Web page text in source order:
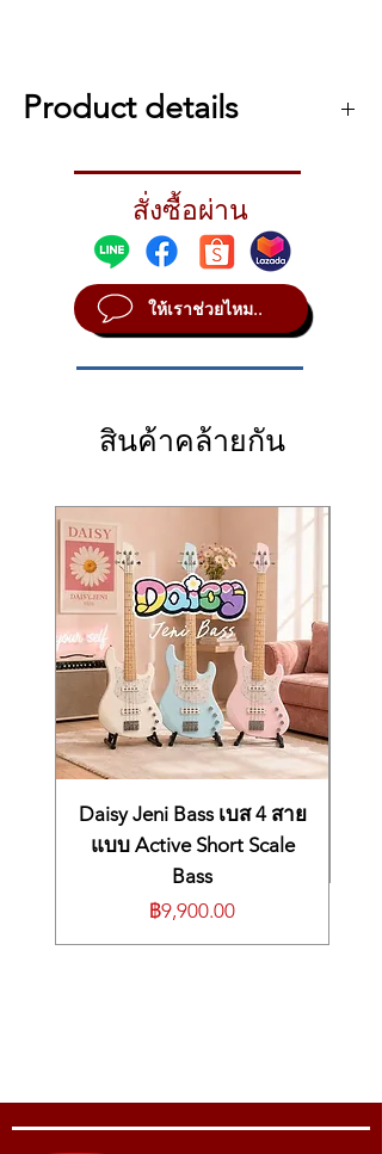
Product details
STYLE Focused
METAL B8
SOUND Bright
WEIGHT Heavy Top/Heavy Bottom
สั่งซื้อผ่าน
ให้เราช่วยไหม..
สินค้าคล้ายกัน
Daisy Jeni Bass เบส 4 สาย
แบบ Active Short Scale
Bass
ราคา
฿9,900.00